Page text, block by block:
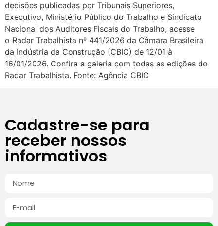
decisões publicadas por Tribunais Superiores,
Executivo, Ministério Público do Trabalho e Sindicato
Nacional dos Auditores Fiscais do Trabalho, acesse
o Radar Trabalhista nº 441/2026 da Câmara Brasileira
da Indústria da Construção (CBIC) de 12/01 à
16/01/2026. Confira a galeria com todas as edições do
Radar Trabalhista. Fonte: Agência CBIC
Cadastre-se para
receber nossos
informativos